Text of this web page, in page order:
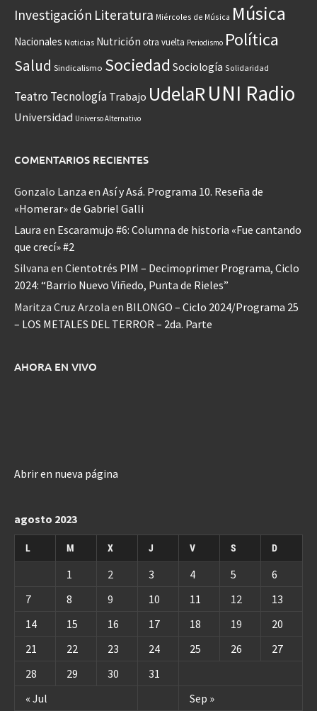
Investigación Literatura Miércoles de Música Música
Nacionales Noticias Nutrición otra vuelta Periodismo Política
Salud Sindicalismo Sociedad Sociología Solidaridad
Teatro Tecnología Trabajo UdelaR UNI Radio
Universidad Universo Alternativo
COMENTARIOS RECIENTES
Gonzalo Lanza en Así y Asá. Programa 10. Reseña de
«Homerar» de Gabriel Galli
Laura en Escaramujo #6: Columna de historia «Fue cantando
que crecí» #2
Silvana en Cientotrés PIM – Decimoprimer Programa, Ciclo
2024: “Barrio Nuevo Viñedo, Punta de Rieles”
Maritza Cruz Arzola en BILONGO – Ciclo 2024/Programa 25
– LOS METALES DEL TERROR – 2da. Parte
AHORA EN VIVO
Abrir en nueva página
agosto 2023
L M X J V S D
« Jul Sep »
1 2 3 4 5
6
7
8 9 10 11 12
13
14
15 16 17 18 19
20
21
22 23 24 25 26
27
28
29 30 31